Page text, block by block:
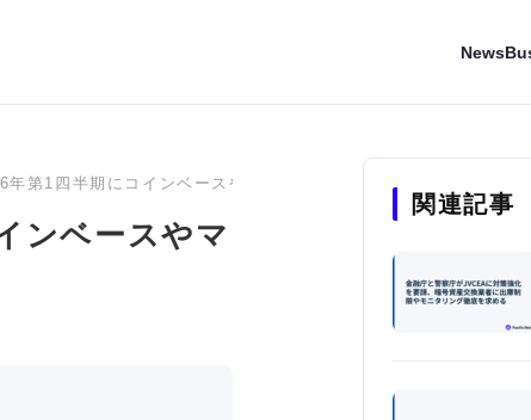
News
年第1四半期にコインベースやマイニング企業の株式を購入
ンベースやマ
関連記事